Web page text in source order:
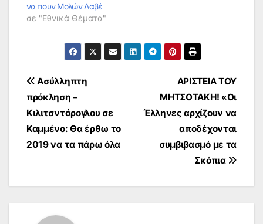
να πουν Μολών Λαβέ
σε "Εθνικά Θέματα"
Πλοήγηση
άρθρων
ΑΡΙΣΤΕΙΑ ΤΟΥ
ΜΗΤΣΟΤΑΚΗ! «Οι
Έλληνες αρχίζουν να
αποδέχονται
συμβιβασμό με τα
Σκόπια
Ασύλληπτη
πρόκληση –
Κιλιτσντάρογλου σε
Καμμένο: Θα έρθω το
2019 να τα πάρω όλα